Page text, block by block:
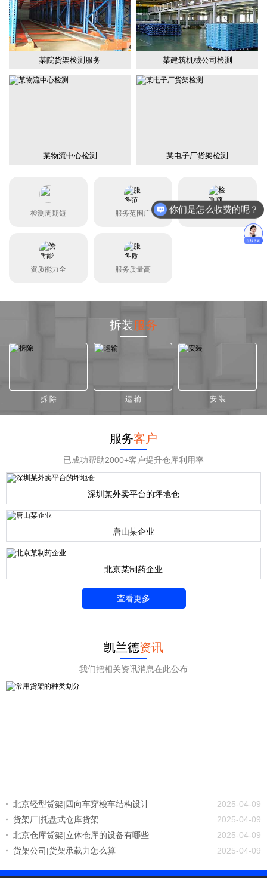
某院货架检测服务 某建筑机械公司检测
某物流中心检测 某电子厂货架检测
检测周期短 服务范围广 检测项目全
资质能力全 服务质量高
拆装服务
拆 除 运 输 安 装
服务客户
已成功帮助2000+客户提升仓库利用率
深圳某外卖平台的坪地仓
唐山某企业
北京某制药企业
查看更多
凯兰德资讯
我们把相关资讯消息在此公布
北京轻型货架|四向车穿梭车结构设计
2025-04-09
货架厂|托盘式仓库货架
2025-04-09
北京仓库货架|立体仓库的设备有哪些
2025-04-09
货架公司|货架承载力怎么算
2025-04-09
你们是怎么收费的呢？